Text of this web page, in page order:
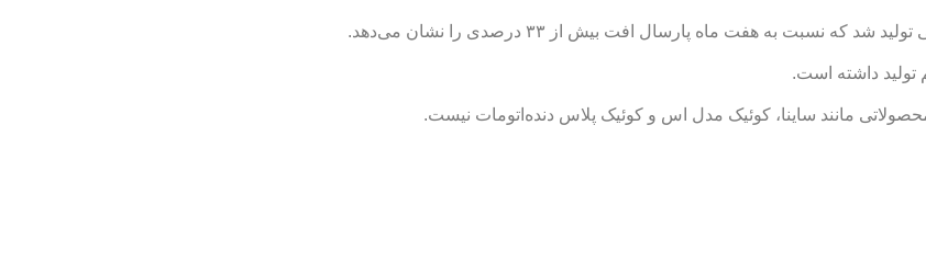
شد که نسبت به هفت ماه پارسال افت بیش از ۳۳ درصدی را نشان می‌دهد.
مانند ساینا، کوئیک مدل اس و کوئیک پلاس دنده‌اتومات نیست.